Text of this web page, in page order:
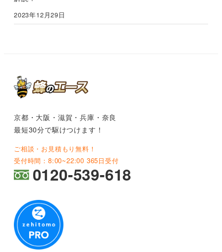
2023年12月29日
京都・大阪・滋賀・兵庫・奈良
最短30分で駆けつけます！
ご相談・お見積もり無料！
受付時間：8:00~22:00 365日受付
0120-539-618